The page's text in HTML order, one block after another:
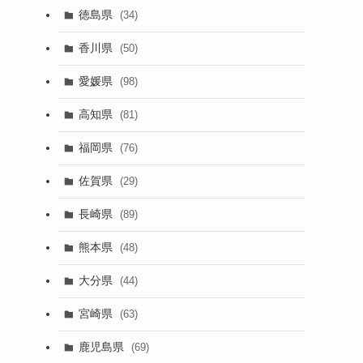
徳島県 (34)
香川県 (50)
愛媛県 (98)
高知県 (81)
福岡県 (76)
佐賀県 (29)
長崎県 (89)
熊本県 (48)
大分県 (44)
宮崎県 (63)
鹿児島県 (69)